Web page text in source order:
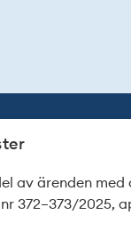
av ärenden med
372–373/2025,